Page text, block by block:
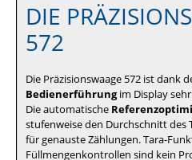
DIE
572
Die Präzisionswaage 572 ist dank
Bedienerführungim Display
Die automatische
stufenweise den Durchschnitt des
für genauste Zählungen. Tara-
Füllmengenkontrollen sind kein